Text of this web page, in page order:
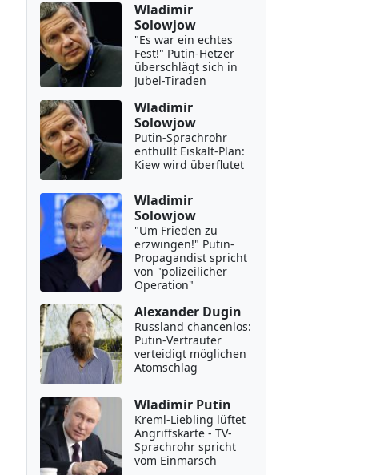
Wladimir
Solowjow
"Es war ein echtes
Fest!" Putin-Hetzer
überschlägt sich in
Jubel-Tiraden
Wladimir
Solowjow
Putin-Sprachrohr
enthüllt Eiskalt-Plan:
Kiew wird überflutet
Wladimir
Solowjow
"Um Frieden zu
erzwingen!" Putin-
Propagandist spricht
von "polizeilicher
Operation"
Alexander Dugin
Russland chancenlos:
Putin-Vertrauter
verteidigt möglichen
Atomschlag
Wladimir Putin
Kreml-Liebling lüftet
Angriffskarte - TV-
Sprachrohr spricht
vom Einmarsch